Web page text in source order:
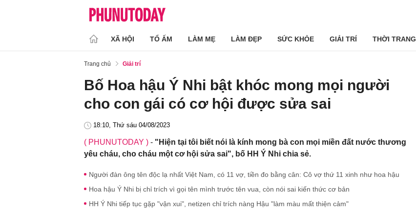
XÃ HỘI TỔ ẤM LÀM MẸ LÀM ĐẸP SỨC KHỎE GIẢI TRÍ THỜI TRANG
Trang chủ Giải trí
Bố Hoa hậu Ý Nhi bật khóc mong mọi người
cho con gái có cơ hội được sửa sai
18:10, Thứ sáu 04/08/2023
( PHUNUTODAY ) -
Người đàn ông tên độc lạ nhất Việt Nam, có 11 vợ, tiền đo bằng cân: Cô vợ thứ 11 xinh như hoa hậu
Hoa hậu Ý Nhi bị chỉ trích vì gọi tên mình trước tên vua, còn nói sai kiến thức cơ bản
HH Ý Nhi tiếp tục gặp "vận xui", netizen chỉ trích nàng Hậu "làm màu mất thiện cảm"